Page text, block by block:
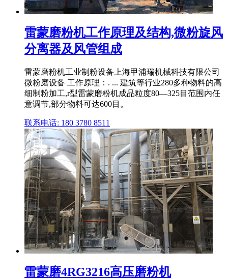
雷蒙磨粉机工作原理及结构,微粉旋风
分离器及风管组成
雷蒙磨粉机工业制粉设备上海甲浦瑞机械科技有限公司
微粉磨设备 工作原理：. ... 建筑等行业280多种物料的高
细制粉加工,r型雷蒙磨粉机成品粒度80—325目范围内任
意调节,部分物料可达600目。
联系电话: 180 3780 8511
雷蒙磨4RG3216高压磨粉机